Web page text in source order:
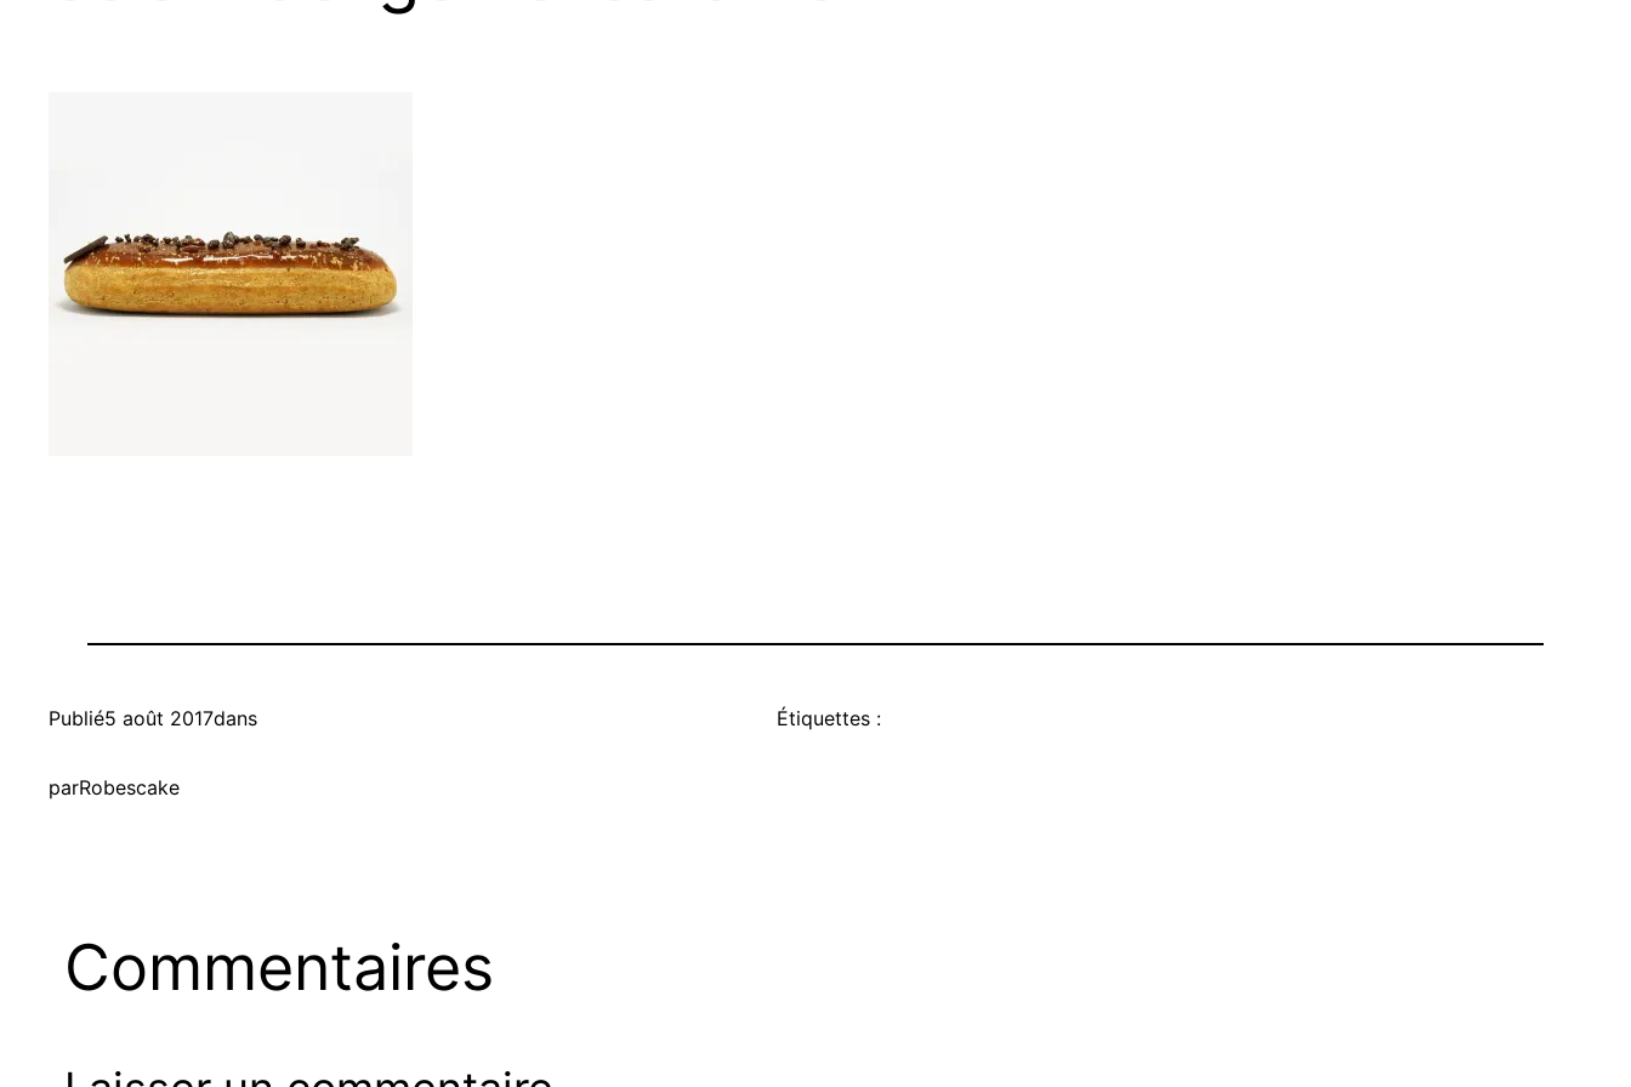
Publié5 août 2017dans
parRobescake
Étiquettes :
Commentaires